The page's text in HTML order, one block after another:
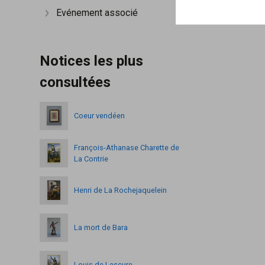
Afficher plus
Evénement associé
Notices les plus
consultées
Coeur vendéen
François-Athanase Charette de
La Contrie
Henri de La Rochejaquelein
La mort de Bara